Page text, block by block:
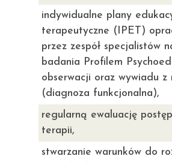
indywidualne plany
terapeutyczne (IPET)
przez zespół specjalistów
badania Profilem
obserwacji oraz wywiadu z
(diagnoza funkcjonalna),
regularną ewaluację
terapii,
stwarzanie warunków do